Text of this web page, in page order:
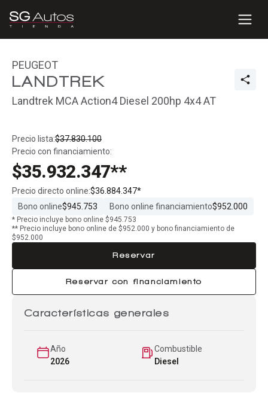
PEUGEOT
LANDTREK
Landtrek MCA Action4 Diesel 200hp 4x4 AT
Precio lista:$37.830.100
Precio con financiamiento:
$35.932.347**
Precio directo online:$36.884.347*
Bono online$945.753 Bono online financiamiento$952.000
* Precio incluye bono online $945.753
** Precio incluye bono online de $952.000 y bono financiamiento de
$952.000
Reservar
Reservar con financiamiento
Características generales
Año
2026
Combustible
Diesel